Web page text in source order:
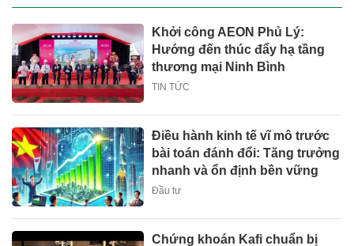
Khởi công AEON Phủ Lý:
Hướng đến thúc đẩy hạ tầng
thương mại Ninh Bình
TIN TỨC
Điều hành kinh tế vĩ mô trước
bài toán đánh đổi: Tăng trưởng
nhanh và ổn định bền vững
Đầu tư
Chứng khoán Kafi chuẩn bị